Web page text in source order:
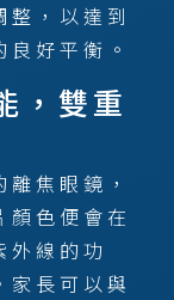
，以達到
好平衡。
，雙重
焦眼鏡，
顏色便會在
外線的功
家長可以與